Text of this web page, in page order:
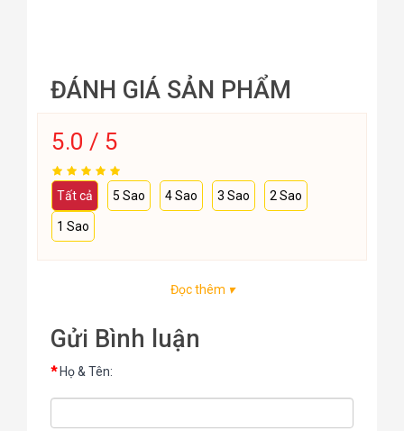
ĐÁNH GIÁ SẢN PHẨM
5.0 / 5
Tất cả 5 Sao 4 Sao 3 Sao 2 Sao
1 Sao
Đọc thêm ▾
Gửi Bình luận
Họ & Tên: